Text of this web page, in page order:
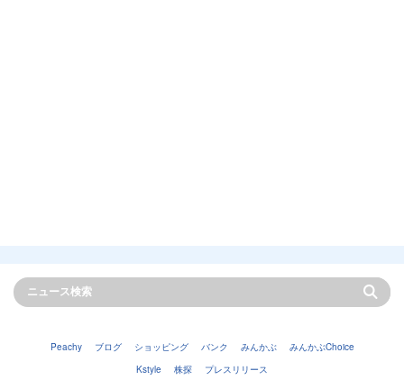
Peachy ブログ ショッピング バンク みんかぶ
みんかぶChoice
Kstyle
株探 プレスリリース